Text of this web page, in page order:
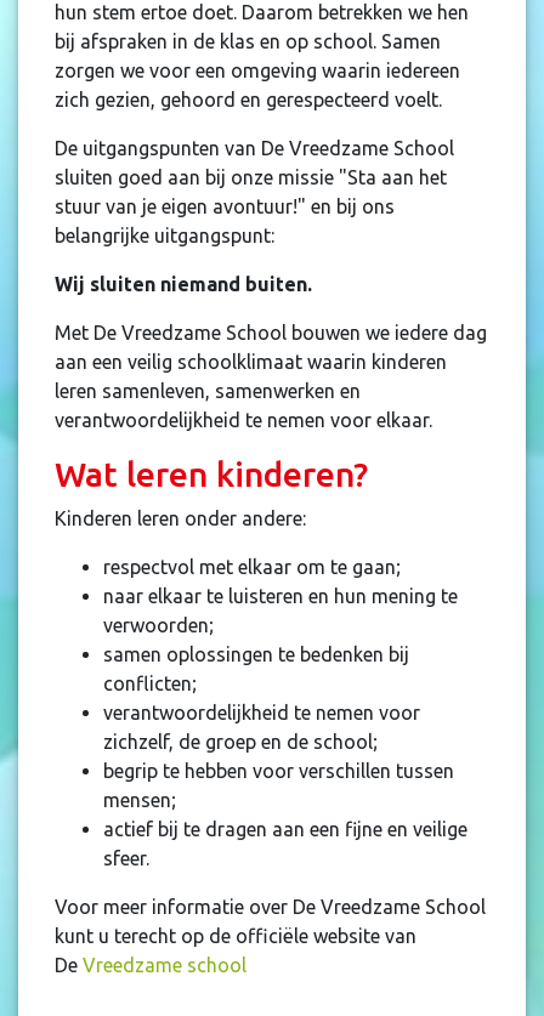
hun stem ertoe doet. Daarom betrekken we hen
bij afspraken in de klas en op school. Samen
zorgen we voor een omgeving waarin iedereen
zich gezien, gehoord en gerespecteerd voelt.
De uitgangspunten van De Vreedzame School
sluiten goed aan bij onze missie "Sta aan het
stuur van je eigen avontuur!" en bij ons
belangrijke uitgangspunt:
Wij sluiten niemand buiten.
Met De Vreedzame School bouwen we iedere dag
aan een veilig schoolklimaat waarin kinderen
leren samenleven, samenwerken en
verantwoordelijkheid te nemen voor elkaar.
Wat leren kinderen?
Kinderen leren onder andere:
respectvol met elkaar om te gaan;
naar elkaar te luisteren en hun mening te
verwoorden;
samen oplossingen te bedenken bij
conflicten;
verantwoordelijkheid te nemen voor
zichzelf, de groep en de school;
begrip te hebben voor verschillen tussen
mensen;
actief bij te dragen aan een fijne en veilige
sfeer.
Voor meer informatie over De Vreedzame School
kunt u terecht op de officiële website van
De Vreedzame school